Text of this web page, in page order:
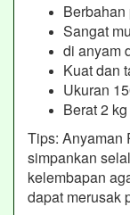
Berbahan
Sangat
di anyam
Kuat dan
Ukuran
Berat 2 kg
Tips: Anyaman
simpankan
kelembapan
dapat merusak